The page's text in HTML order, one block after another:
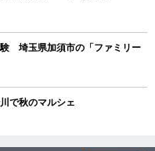
埼玉県加須市の「ファミリー
で秋のマルシェ